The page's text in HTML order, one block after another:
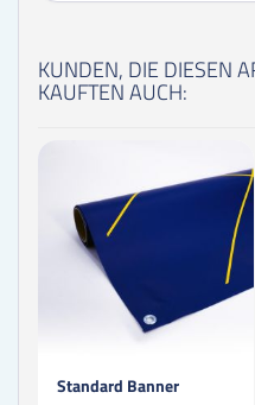
KUNDEN, DIE DIESEN
KAUFTEN AUCH:
Standard Banner